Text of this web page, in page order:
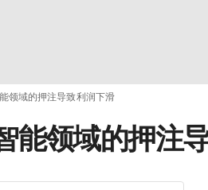
领域的押注导致利润下滑
能领域的押注